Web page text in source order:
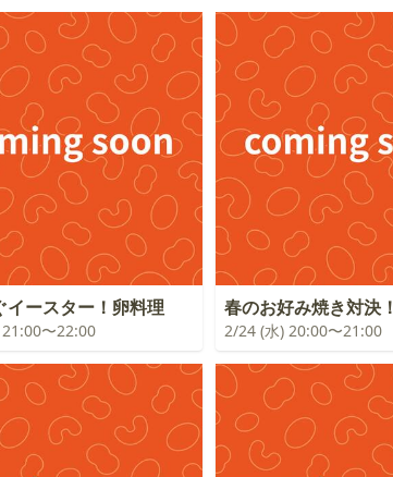
イースター！卵料理
〜22:00
春のお好み焼き対決！
2/24 (水) 20:00〜21:00